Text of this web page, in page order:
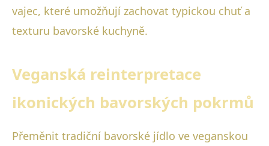
vajec, které umožňují zachovat typickou chuť a
texturu bavorské kuchyně.
Veganská reinterpretace
ikonických bavorských pokrmů
Přeměnit tradiční bavorské jídlo ve veganskou